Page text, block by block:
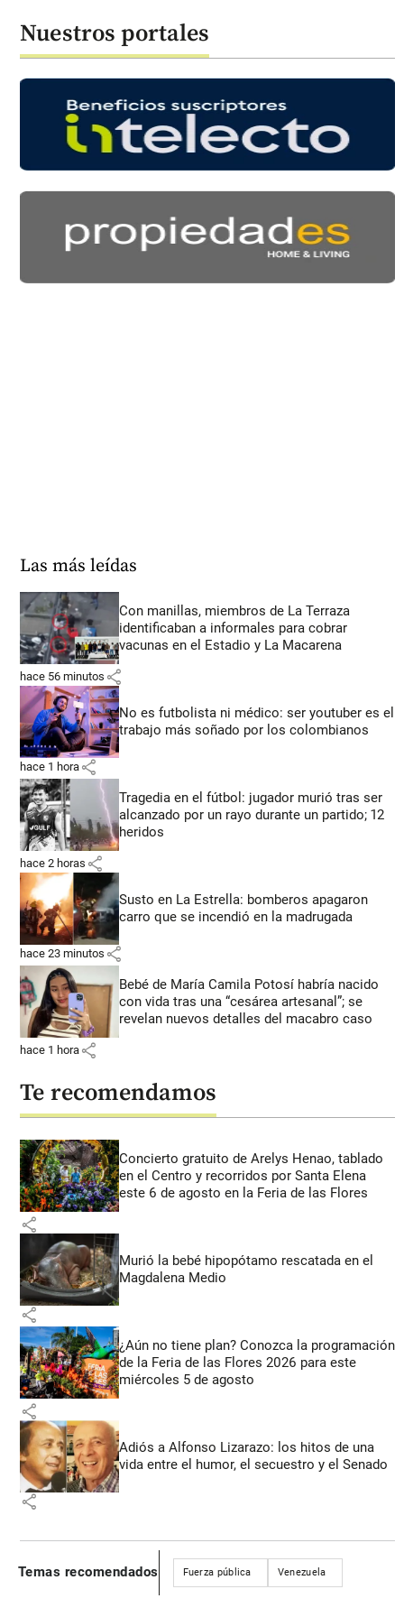
Nuestros portales
Las más leídas
Con manillas, miembros de La Terraza
identificaban a informales para cobrar
vacunas en el Estadio y La Macarena
hace 56 minutos share
No es futbolista ni médico: ser youtuber es el
trabajo más soñado por los colombianos
hace 1 hora share
Tragedia en el fútbol: jugador murió tras ser
alcanzado por un rayo durante un partido; 12
heridos
hace 2 horas share
Susto en La Estrella: bomberos apagaron
carro que se incendió en la madrugada
hace 23 minutos share
Bebé de María Camila Potosí habría nacido
con vida tras una “cesárea artesanal”; se
revelan nuevos detalles del macabro caso
hace 1 hora share
Te recomendamos
Concierto gratuito de Arelys Henao, tablado
en el Centro y recorridos por Santa Elena
este 6 de agosto en la Feria de las Flores
share
Murió la bebé hipopótamo rescatada en el
Magdalena Medio
share
¿Aún no tiene plan? Conozca la programación
de la Feria de las Flores 2026 para este
miércoles 5 de agosto
share
Adiós a Alfonso Lizarazo: los hitos de una
vida entre el humor, el secuestro y el Senado
share
Temas recomendados Fuerza pública Venezuela